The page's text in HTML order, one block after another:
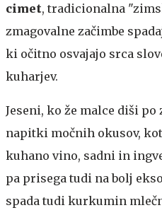
cimet, tradicionalna
zmagovalne začimbe
ki očitno osvajajo srca
kuharjev.
Jeseni, ko že malce diši
napitki močnih okusov,
kuhano vino, sadni in
pa prisega tudi na bolj
spada tudi kurkumin